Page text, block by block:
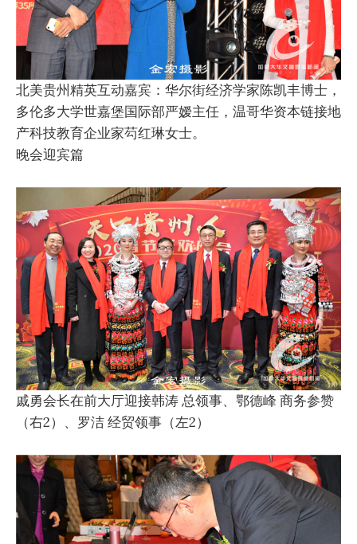
北美贵州精英互动嘉宾：华尔街经济学家陈凯丰博士，
多伦多大学世嘉堡国际部严嫒主任，温哥华资本链接地
产科技教育企业家芶红琳女士。
晚会迎宾篇
戚勇会长在前大厅迎接韩涛 总领事、鄂德峰 商务参赞
（右2）、罗洁 经贸领事（左2）